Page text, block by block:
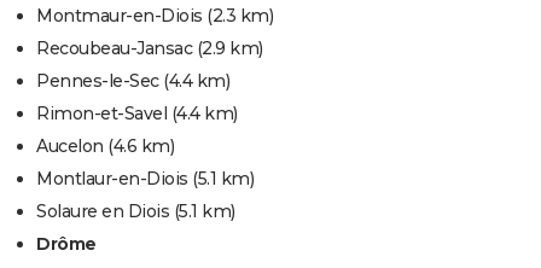
Montmaur-en-Diois (2.3 km)
Recoubeau-Jansac(2.9 km)
Pennes-le-Sec(4.4 km)
Rimon-et-Savel (4.4 km)
Aucelon (4.6 km)
Montlaur-en-Diois (5.1 km)
Solaure en Diois (5.1 km)
Drôme